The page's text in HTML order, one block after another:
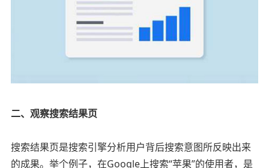
二、观察搜索结果页
搜索结果页是搜索引擎分析用户背后搜索意图所反映出来
的成果。举个例子，在Google上搜索“苹果”的使用者，是